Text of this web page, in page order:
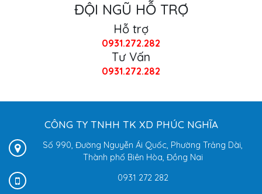
ĐỘI NGŨ HỖ TRỢ
Hỗ trợ
0931.272.282
Tư Vấn
0931.272.282
CÔNG TY TNHH TK XD PHÚC NGHĨA
Số 990, Đường Nguyễn Ái Quốc, Phường Trảng Dài,
Thành phố Biên Hòa, Đồng Nai
0931 272 282